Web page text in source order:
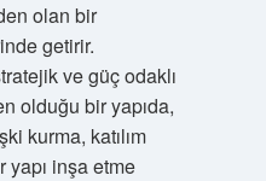
olan bir
getirir.
ve güç odaklı
olduğu bir yapıda,
kurma, katılım
inşa etme